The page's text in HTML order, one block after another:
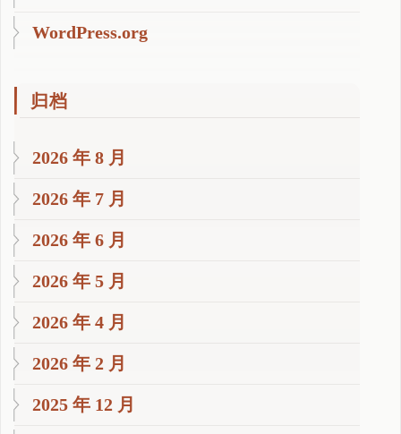
WordPress.org
归档
2026 年 8 月
2026 年 7 月
2026 年 6 月
2026 年 5 月
2026 年 4 月
2026 年 2 月
2025 年 12 月